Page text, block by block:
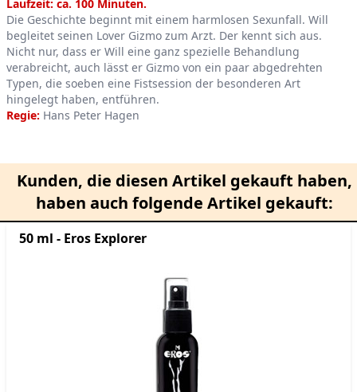
Product information
Laufzeit: ca. 100 Minuten.
Die Geschichte beginnt mit einem harmlosen Sexunfall. Will
begleitet seinen Lover Gizmo zum Arzt. Der kennt sich aus.
Nicht nur, dass er Will eine ganz spezielle Behandlung
verabreicht, auch lässt er Gizmo von ein paar abgedrehten
Typen, die soeben eine Fistsession der besonderen Art
hingelegt haben, entführen.
Regie: Hans Peter Hagen
Kunden, die diesen Artikel gekauft haben,
haben auch folgende Artikel gekauft:
50 ml - Eros Explorer